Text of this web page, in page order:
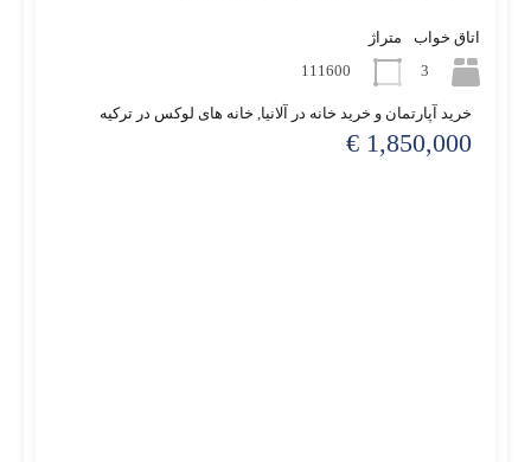
اتاق خواب
3
متراژ
111600
خرید آپارتمان و خرید خانه در آلانیا, خانه های لوکس در ترکیه
1,850,000 €